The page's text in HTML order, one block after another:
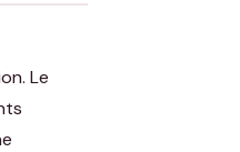
Le